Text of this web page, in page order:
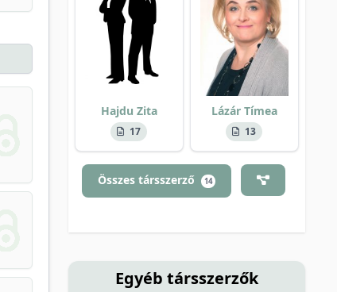
Hajdu Zita
17
Lázár Tímea
13
Összes társszerző 14
Egyéb társszerzők